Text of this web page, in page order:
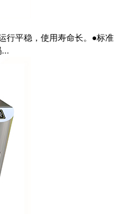
行平稳，使用寿命长。●标准